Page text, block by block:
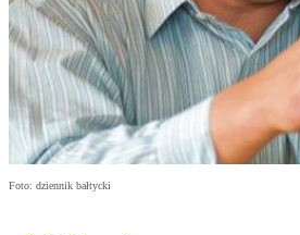
Foto: dziennik bałtycki